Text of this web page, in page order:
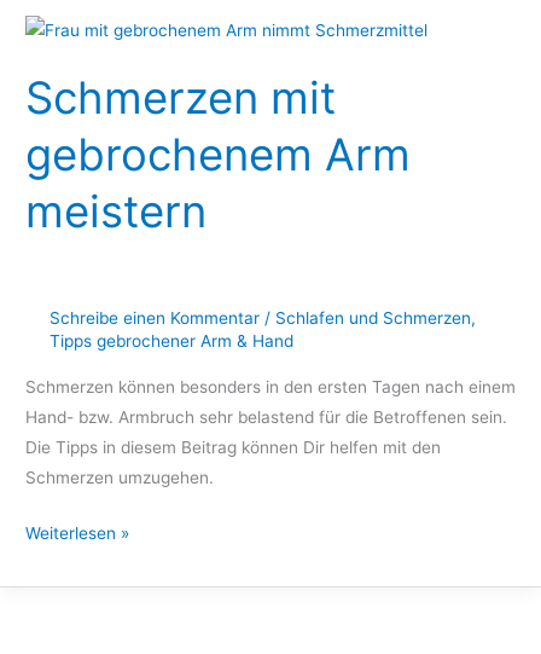
Schmerzen mit
gebrochenem Arm
meistern
Schreibe einen Kommentar / Schlafen und Schmerzen,
Tipps gebrochener Arm & Hand
Schmerzen können besonders in den ersten Tagen nach einem
Hand- bzw. Armbruch sehr belastend für die Betroffenen sein.
Die Tipps in diesem Beitrag können Dir helfen mit den
Schmerzen umzugehen.
Schmerzen
gebrochenem
Arm
meistern
Weiterlesen »